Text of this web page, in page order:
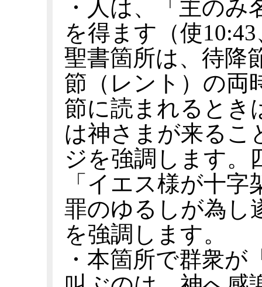
・人は、「主の
を得ます（使
聖書箇所は、待降
節（レント）の両
節に読まれるとき
は神さまが来るこ
ジを強調します。
「イエス様が十
罪のゆるしが為し
を強調します。
・本箇所で群衆